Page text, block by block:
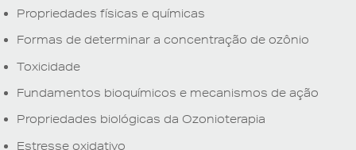
Propriedades físicas e químicas
Formas de determinar a concentração de ozônio
Toxicidade
Fundamentos bioquímicos e mecanismos de ação
Propriedades biológicas da Ozonioterapia
Estresse oxidativo